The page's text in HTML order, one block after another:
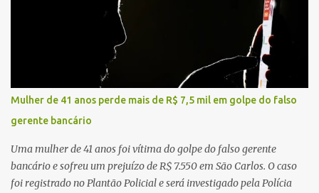
ampliando significativamente a responsabilidade da gestão sobre
o Sistema Único de Saúde (SUS). Nos últimos anos, o Governo
Federal tem ampliado investimentos destinados ao fortalecimento
da atenção básica, da infraestrutura hospitalar e da
regionalização dos serviços de saúde. Entretanto, em um cenário
de demandas crescentes e recursos necessariamente limitados, a
principal missão da gestão pública não é apenas investir mais,
mas decidir melhor onde investir para produzir o maior benefício
possível à população. Essa reflexão encontra respaldo tanto na
teoria da admini...
Mulher de 41 anos perde mais de R$ 7,5 mil em golpe do falso
gerente bancário
Uma mulher de 41 anos foi vítima do golpe do falso gerente
bancário e sofreu um prejuízo de R$ 7.550 em São Carlos. O caso
foi registrado no Plantão Policial e será investigado pela Polícia